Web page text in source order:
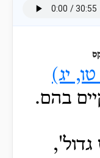
יג)
בהם.
גדול',